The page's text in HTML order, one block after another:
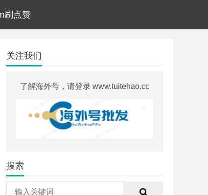
刷点赞
关注我们
了解海外号，请登录 www.tuitehao.cc
搜索